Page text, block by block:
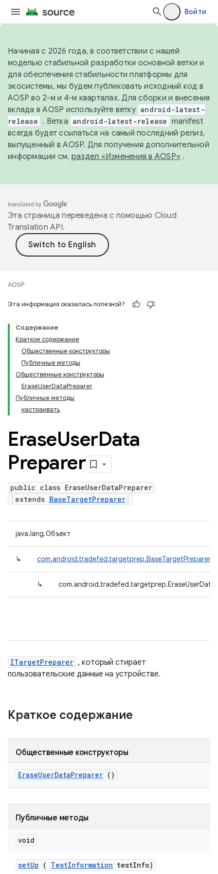
Войти
Начиная с 2026 года, в соответствии с нашей
моделью стабильной разработки основной ветки и
для обеспечения стабильности платформы для
экосистемы, мы будем публиковать исходный код в
AOSP во 2-м и 4-м кварталах. Для сборки и внесения
вклада в AOSP используйте ветку android-latest-
release . Ветка android-latest-release manifest
всегда будет ссылаться на самый последний релиз,
выпущенный в AOSP. Для получения дополнительной
информации см. раздел «Изменения в AOSP» .
Эта страница переведена с помощью Cloud
Translation API.
AOSP
Эта информация оказалась полезной?
Содержание
Краткое содержание
Общественные конструкторы
Публичные методы
Общественные конструкторы
EraseUserDataPreparer
Публичные методы
настраивать
EraseUserData
Preparer
public class EraseUserDataPreparer
extends BaseTargetPreparer
java.lang.Объект
↳ com.android.tradefed.targetprep.BaseTargetPreparer
↳
ITargetPreparer , который стирает
пользовательские данные на устройстве.
Краткое содержание
Общественные конструкторы
EraseUserDataPreparer ()
Публичные методы
void
setUp ( TestInformation testInfo)